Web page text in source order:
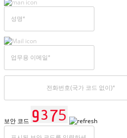
보안 코드